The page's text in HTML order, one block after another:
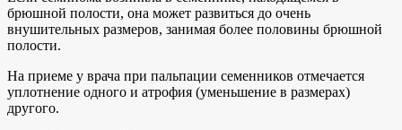
брюшной полости, она может развиться до очень
внушительных размеров, занимая более половины брюшной
полости.
На приеме у врача при пальпации семенников отмечается
уплотнение одного и атрофия (уменьшение в размерах)
другого.